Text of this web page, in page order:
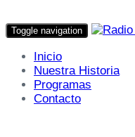
Toggle navigation
Inicio
Nuestra Historia
Programas
Contacto